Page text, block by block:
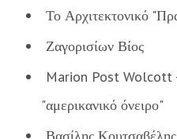
Το Αρχιτεκτονικό
Ζαγορισίων Βίος
Marion Post Wolcott -
"αμερικανικό όνειρο"